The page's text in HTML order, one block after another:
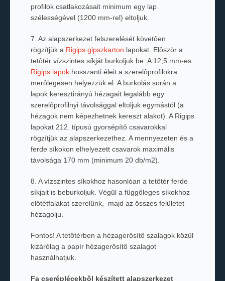
profilok csatlakozásait minimum egy lap
szélességével (1200 mm-rel) eltoljuk.
7. Az alapszerkezet felszerelését követôen
rögzítjük a Rigips gipszkarton lapokat. Elôször a
tetôtér vízszintes síkját burkoljuk be. A 12,5 mm-es
Rigips lapokhosszanti éleit a szerelôprofilokra
merôlegesen helyezzük el. A burkolás során a
lapok keresztirányú hézagait legalább egy
szerelôprofilnyi távolsággal eltoljuk egymástól (a
hézagok nem képezhetnek kereszt alakot). A Rigips
lapokat 212. típusú gyorsépítô csavarokkal
rögzítjük az alapszerkezethez. A mennyezeten és a
ferde síkokon elhelyezett csavarok maximális
távolsága 170 mm (minimum 20 db/m2).
8. A vízszintes síkokhoz hasonlóan a tetôtér ferde
síkjait is beburkoljuk. Végül a függôleges síkokhoz
elôtétfalakat szerelünk, majd az összes felületet
hézagolju.
Fontos! A tetôtérben a hézagerôsítô szalagok közül
kizárólag a papír hézagerôsítô szalagot
használhatjuk.
Fa cseréplécekbôl készített alapszerkezet